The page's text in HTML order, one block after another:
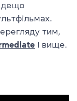
дещо
тим,
і вище.